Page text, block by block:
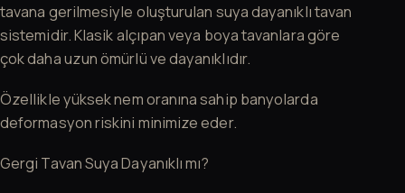
tavana gerilmesiyle oluşturulan suya dayanıklı tavan
sistemidir. Klasik alçıpan veya boya tavanlara göre
çok daha uzun ömürlü ve dayanıklıdır.
Özellikle yüksek nem oranına sahip banyolarda
deformasyon riskini minimize eder.
Gergi Tavan Suya Dayanıklı mı?